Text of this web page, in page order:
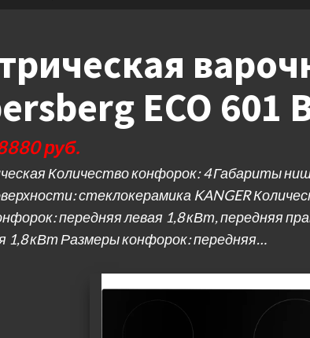
ECO 601
руб.
Количество конфорок: 4 Габариты
стеклокерамика KANGER
передняя левая 1,8 кВт, передняя
1,8 кВт Размеры конфорок: передняя…